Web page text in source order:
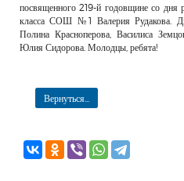
посвященного 219-й годовщине со
класса СОШ №1 Валерия Рудакова.
Полина Красноперова, Василиса
Юлия Сидорова. Молодцы, ребята!
Вернуться...